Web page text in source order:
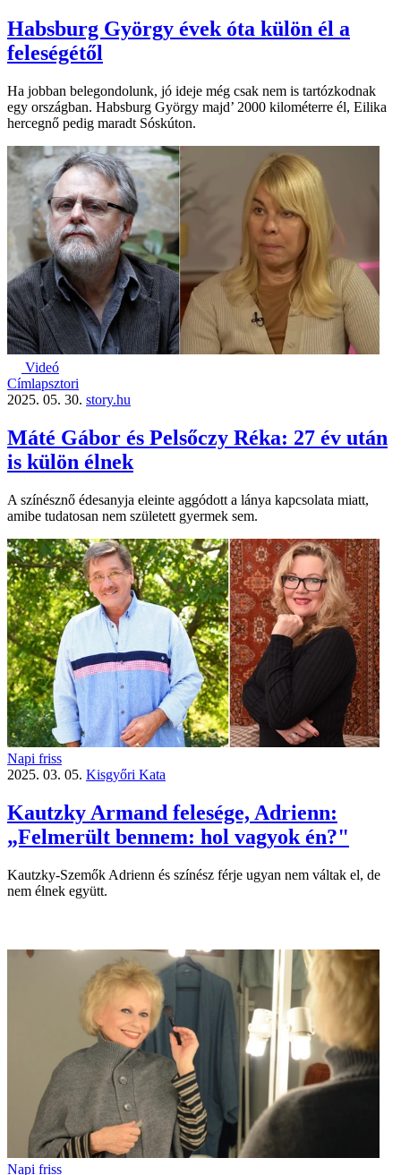
Habsburg György évek óta külön él a
feleségétől
Ha jobban belegondolunk, jó ideje még csak nem is tartózkodnak
egy országban. Habsburg György majd’ 2000 kilométerre él, Eilika
hercegnő pedig maradt Sóskúton.
Videó
Címlapsztori
2025. 05. 30. story.hu
Máté Gábor és Pelsőczy Réka: 27 év után
is külön élnek
A színésznő édesanyja eleinte aggódott a lánya kapcsolata miatt,
amibe tudatosan nem született gyermek sem.
Napi friss
2025. 03. 05. Kisgyőri Kata
Kautzky Armand felesége, Adrienn:
„Felmerült bennem: hol vagyok én?"
Kautzky-Szemők Adrienn és színész férje ugyan nem váltak el, de
nem élnek együtt.
Napi friss